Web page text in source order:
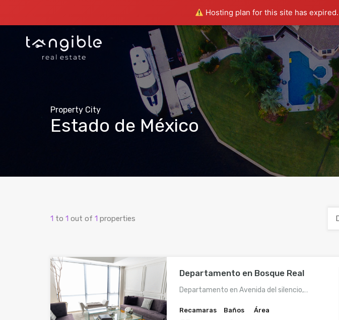
Hosting plan for this site has expired.
Property City
Estado de México
1 to 1 out of 1 properties
Departamento en Bosque Real
Departamento en Avenida del silencio,…
Recamaras Baños Área